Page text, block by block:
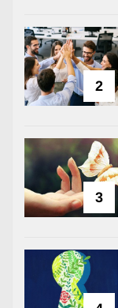
2
3